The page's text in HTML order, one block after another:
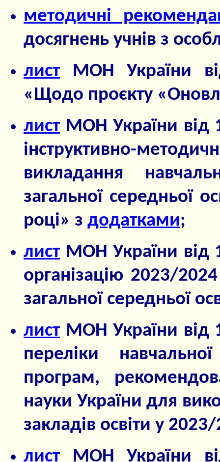
методичні
досягнень учнів з
лист МОН України
«Щодо проєкту
лист МОН України
інструктивно-
викладання
загальної середньої
році» з додатками;
лист МОН України
організацію 2023/
загальної середньої
лист МОН України
переліки
програм,
науки України для
закладів освіти у
лист МОН України